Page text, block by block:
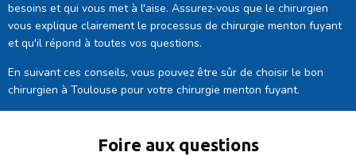
besoins et qui vous met à l'aise. Assurez-vous que le chirurgien
vous explique clairement le processus de chirurgie menton fuyant
et qu'il répond à toutes vos questions.
En suivant ces conseils, vous pouvez être sûr de choisir le bon
chirurgien à Toulouse pour votre chirurgie menton fuyant.
Foire aux questions